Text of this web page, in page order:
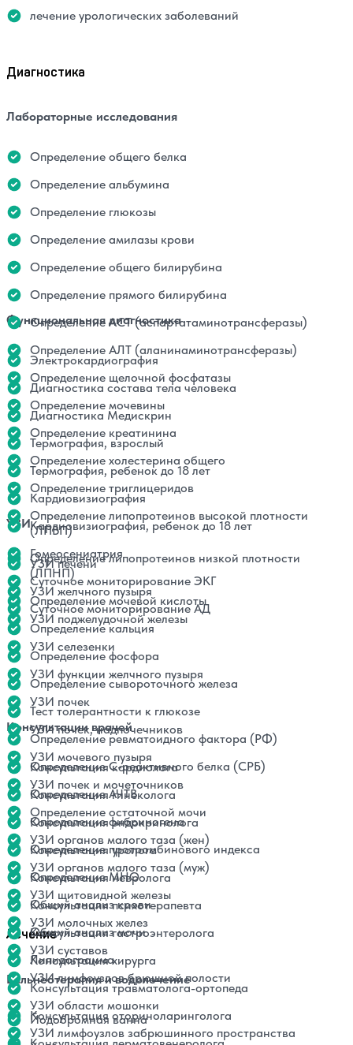
лечение урологических заболеваний
Диагностика
Лабораторные исследования
Определение общего белка
Определение альбумина
Определение глюкозы
Определение амилазы крови
Определение общего билирубина
Определение прямого билирубина
Определение АСТ (аспартатаминотрансферазы)
Определение АЛТ (аланинаминотрансферазы)
Определение щелочной фосфатазы
Определение мочевины
Определение креатинина
Определение холестерина общего
Определение триглицеридов
Определение липопротеинов высокой плотности
(ЛПВП)
Определение липопротеинов низкой плотности
(ЛПНП)
Определение мочевой кислоты
Определение кальция
Определение фосфора
Определение сывороточного железа
Тест толерантности к глюкозе
Определение ревматоидного фактора (РФ)
Определение С-реактивного белка (СРБ)
Определение АЧТВ
Определение фибриногена
Определение протромбинового индекса
Определение МНО
Общий анализ крови
Общий анализ мочи
Липидограмма
Функциональная диагностика
Электрокардиография
Диагностика состава тела человека
Диагностика Медискрин
Термография, взрослый
Термография, ребенок до 18 лет
Кардиовизиография
Кардиовизиография, ребенок до 18 лет
Гомеосениатрия
Суточное мониторирование ЭКГ
Суточное мониторирование АД
УЗИ
УЗИ печени
УЗИ желчного пузыря
УЗИ поджелудочной железы
УЗИ селезенки
УЗИ функции желчного пузыря
УЗИ почек
УЗИ почек, надпочечников
УЗИ мочевого пузыря
УЗИ почек и мочеточников
Определение остаточной мочи
УЗИ органов малого таза (жен)
УЗИ органов малого таза (муж)
УЗИ щитовидной железы
УЗИ молочных желез
УЗИ суставов
УЗИ лимфоузлов брюшной полости
УЗИ области мошонки
УЗИ лимфоузлов забрюшинного пространства
Консультации врачей
Консультация кардиолога
Консультация гинеколога
Консультация эндокринолога
Консультация уролога
Консультация невролога
Консультация психотерапевта
Консультация гастроэнтеролога
Консультация хирурга
Консультация травматолога-ортопеда
Консультация оториноларинголога
Лечение
Бальнеотерапия и водолечение
Йодобромная ванна